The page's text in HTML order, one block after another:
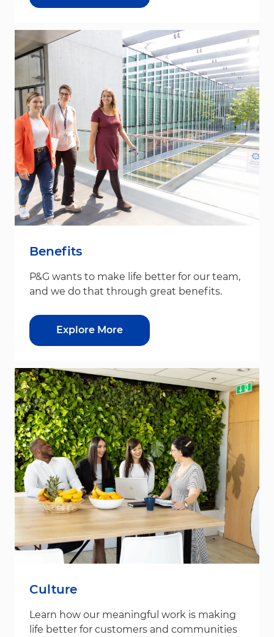
Benefits
P&G wants to make life better for our team,
and we do that through great benefits.
Explore More
Culture
Learn how our meaningful work is making
life better for customers and communities